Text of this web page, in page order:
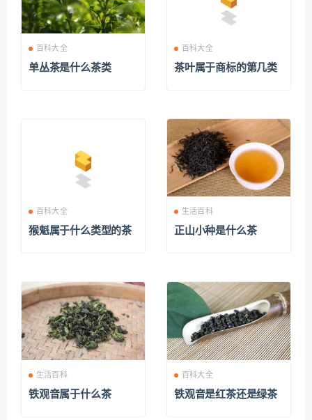
百科大全
单丛茶是什么茶类
百科大全
茶叶属于商标的第几类
百科大全
猴魁属于什么类型的茶
生活百科
正山小种是什么茶
生活百科
铁观音属于什么茶
百科大全
铁观音是红茶还是绿茶